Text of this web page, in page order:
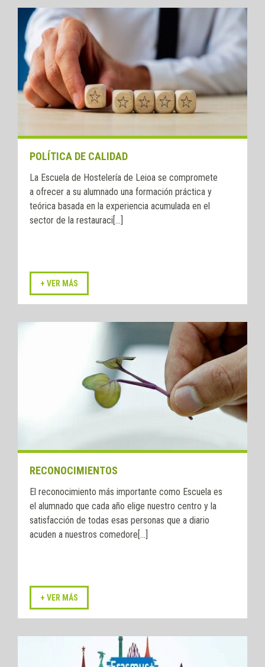
POLÍTICA DE CALIDAD
La Escuela de Hostelería de Leioa se compromete
a ofrecer a su alumnado una formación práctica y
teórica basada en la experiencia acumulada en el
sector de la restauraci[...]
RECONOCIMIENTOS
El reconocimiento más importante como Escuela es
el alumnado que cada año elige nuestro centro y la
satisfacción de todas esas personas que a diario
acuden a nuestros comedore[...]